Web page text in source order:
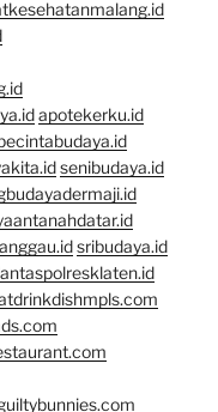
apotekerku.id
senibudaya.id
sribudaya.id